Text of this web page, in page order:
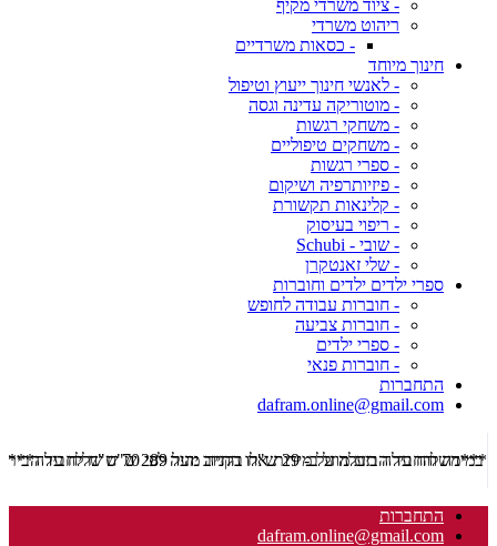
- ציוד משרדי מקיף
ריהוט משרדי
- כסאות משרדיים
חינוך מיוחד
- לאנשי חינוך ייעוץ וטיפול
- מוטוריקה עדינה וגסה
- משחקי רגשות
- משחקים טיפוליים
- ספרי רגשות
- פיזיותרפיה ושיקום
- קלינאות תקשורת
- ריפוי בעיסוק
- שובי - Schubi
- שלי זאנטקרן
ספרי ילדים ילדים וחוברות
- חוברות עבודה לחופש
- חוברות צביעה
- ספרי ילדים
- חוברות פנאי
התחברות
dafram.online@gmail.com
***משלוח עד הבית מוזל ב- 29 ש"ח בקניה מעל 289 ש"ח שליח עד הבית ***
התחברות
dafram.online@gmail.com